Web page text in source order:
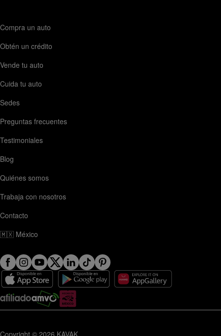
Compra un auto
Obtén un crédito
Vende tu auto
Cuida tu auto
Sedes
Preguntas frecuentes
Testimoniales
Blog
Quiénes somos
Trabaja con nosotros
Contacto
🇲🇽 México
Copyright © 2026 KAVAK.